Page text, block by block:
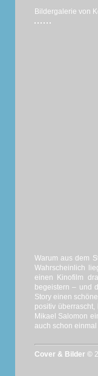
Bildergalerie von
Warum aus dem
Wahrscheinlich
einen Kinofilm
begeistern – und
Story einen
positiv
Mikael Salomon
auch schon
Cover & Bilder ©